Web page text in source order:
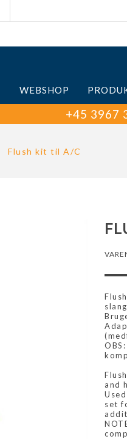
WEBSHOP
+45 3967
Flush kit til A/C
and
set